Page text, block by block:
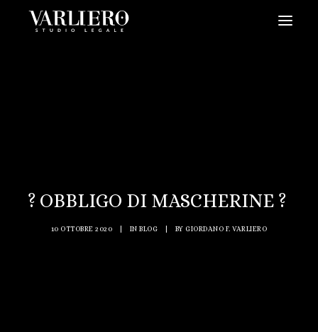
VIDEO
? OBBLIGO DI MASCHERINE ?
10 OTTOBRE 2020 INBLOG BY GIORDANO F. VARLIERO